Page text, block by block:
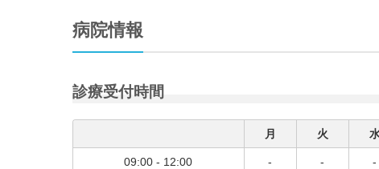
病院情報
診療受付時間
月 火
09:00 - 12:00 - - -